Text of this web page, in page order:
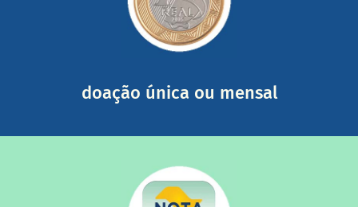
doação única ou mensal
mail mostrando tudo o que fizemos com a sua ajuda
somada a de outras pessoas.